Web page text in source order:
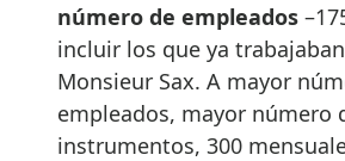
número de empleados
incluir los que ya
Monsieur Sax. A mayor
empleados, mayor número
instrumentos, 300